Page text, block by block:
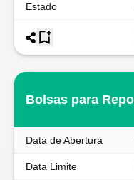
Estado
Bolsas para
Data de Abertura
Data Limite